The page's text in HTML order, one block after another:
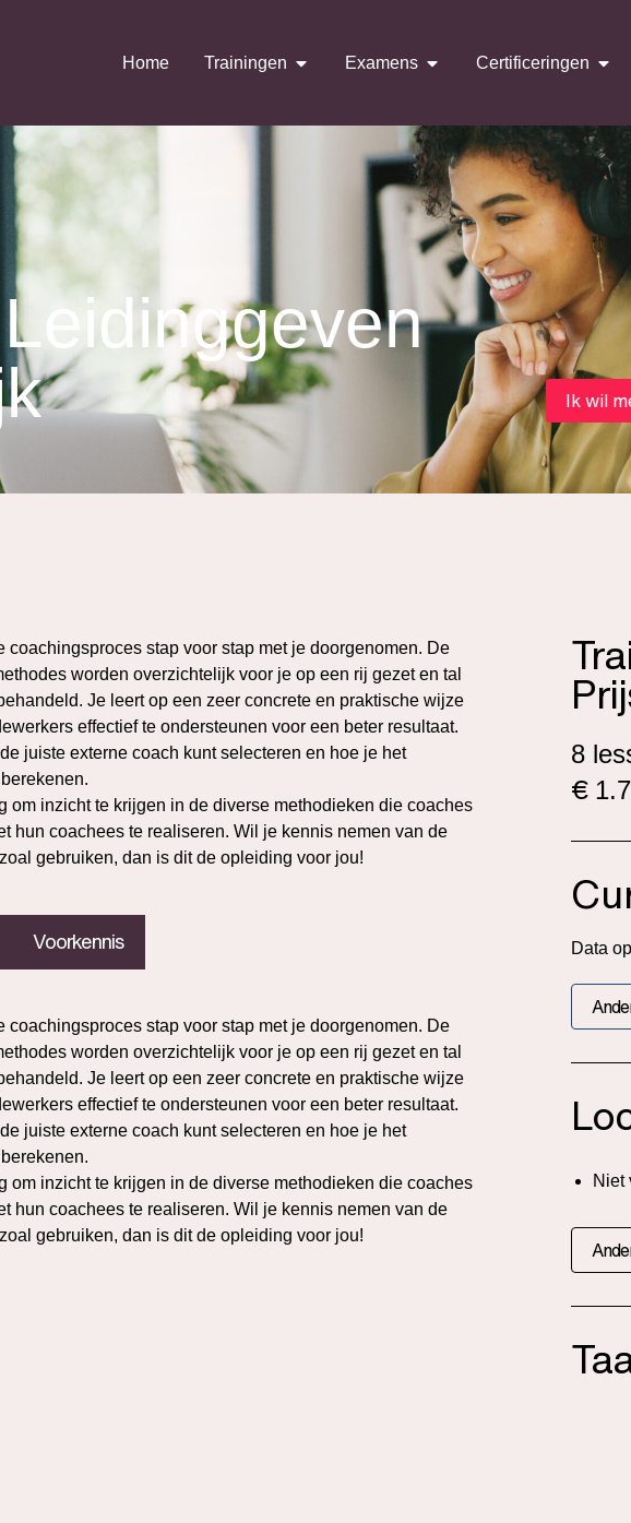
Home Trainingen Examens Certificeringen
Ik wil
coachingsproces stap voor stap met je doorgenomen. De
worden overzichtelijk voor je op een rij gezet en tal
Je leert op een zeer concrete en praktische wijze
effectief te ondersteunen voor een beter resultaat.
juiste externe coach kunt selecteren en hoe je het
om inzicht te krijgen in de diverse methodieken die coaches
hun coachees te realiseren. Wil je kennis nemen van de
gebruiken, dan is dit de opleiding voor jou!
Voorkennis
coachingsproces stap voor stap met je doorgenomen. De
worden overzichtelijk voor je op een rij gezet en tal
Je leert op een zeer concrete en praktische wijze
effectief te ondersteunen voor een beter resultaat.
juiste externe coach kunt selecteren en hoe je het
om inzicht te krijgen in de diverse methodieken die coaches
hun coachees te realiseren. Wil je kennis nemen van de
gebruiken, dan is dit de opleiding voor jou!
8
€
Data
Niet